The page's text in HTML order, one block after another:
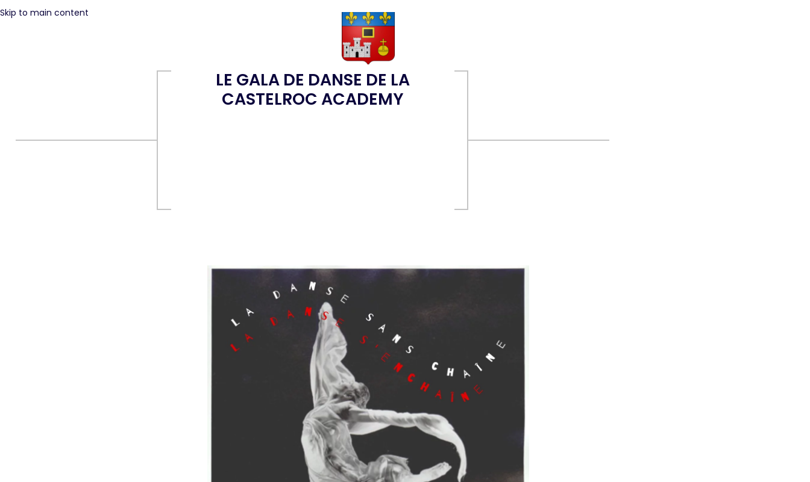
Skip to main content
LE GALA DE DANSE DE LA
CASTELROC ACADEMY